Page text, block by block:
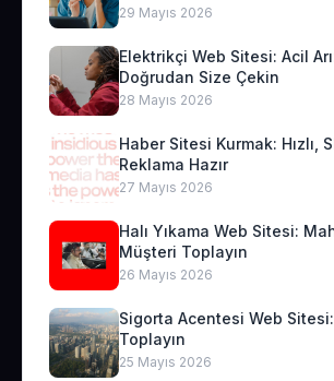
29 Mayıs 2026
Elektrikçi Web Sitesi: Acil
Doğrudan Size Çekin
28 Mayıs 2026
Haber Sitesi Kurmak: Hızlı,
Reklama Hazır
27 Mayıs 2026
Halı Yıkama Web Sitesi:
Müşteri Toplayın
26 Mayıs 2026
Sigorta Acentesi Web
Toplayın
25 Mayıs 2026